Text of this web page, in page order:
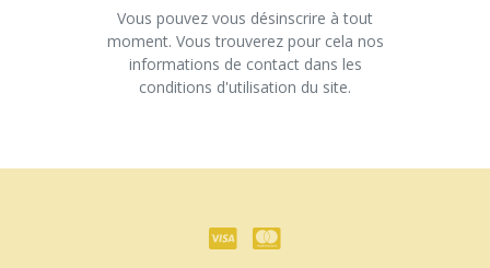
Vous pouvez vous désinscrire à tout
moment. Vous trouverez pour cela nos
informations de contact dans les
conditions d'utilisation du site.